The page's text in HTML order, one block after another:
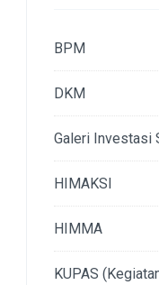
BPM
DKM
Galeri Investasi
HIMAKSI
HIMMA
KUPAS